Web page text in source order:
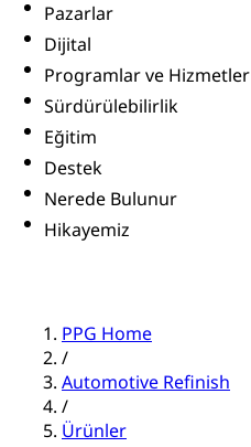
Pazarlar
Dijital
Programlar ve Hizmetler
Sürdürülebilirlik
Eğitim
Destek
Nerede Bulunur
Hikayemiz
PPG Home
/
Automotive Refinish
/
Ürünler